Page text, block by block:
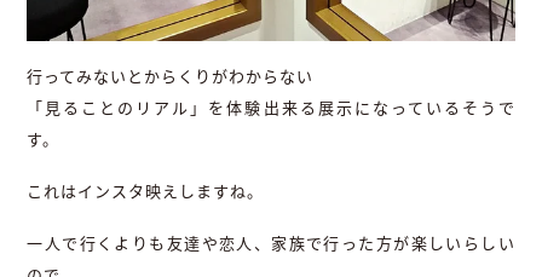
行ってみないとからくりがわからない
「見ることのリアル」を体験出来る展示になっているそうで
す。
これはインスタ映えしますね。
一人で行くよりも友達や恋人、家族で行った方が楽しいらしい